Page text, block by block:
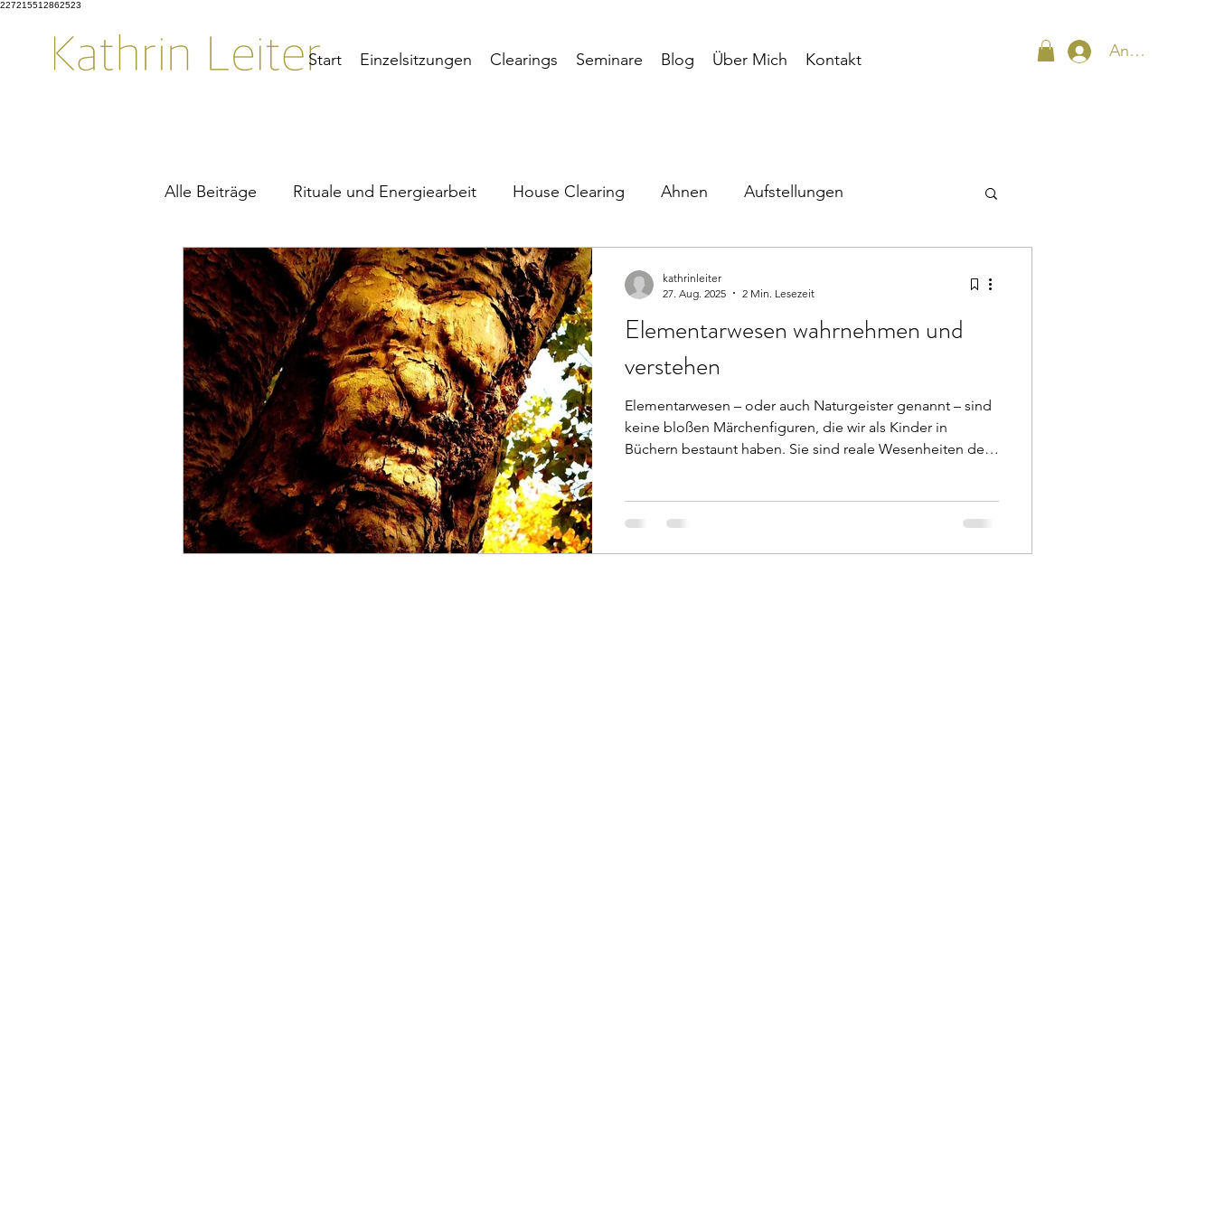
227215512862523
Start Einzelsitzungen Clearings Seminare Blog Über Mich Kontakt Anmelden
Alle Beiträge Rituale und Energiearbeit House Clearing Ahnen Aufstellungen
Seelenrückholung Kraftorte Wahrnehmung
Kakaozeremonie Zeitqualität Kräuter ElementarwesenElementarwesen wahrnehmen und
verstehen
Elementarwesen – oder auch Naturgeister genannt – sind
keine bloßen Märchenfiguren, die wir als Kinder in
Büchern bestaunt haben. Sie sind reale Wesenheiten der
– an unserer kulturellen Gewohnheit, alles, was wir nicht
kathrinleiter
27. Aug. 2025
2 Min. Lesezeit